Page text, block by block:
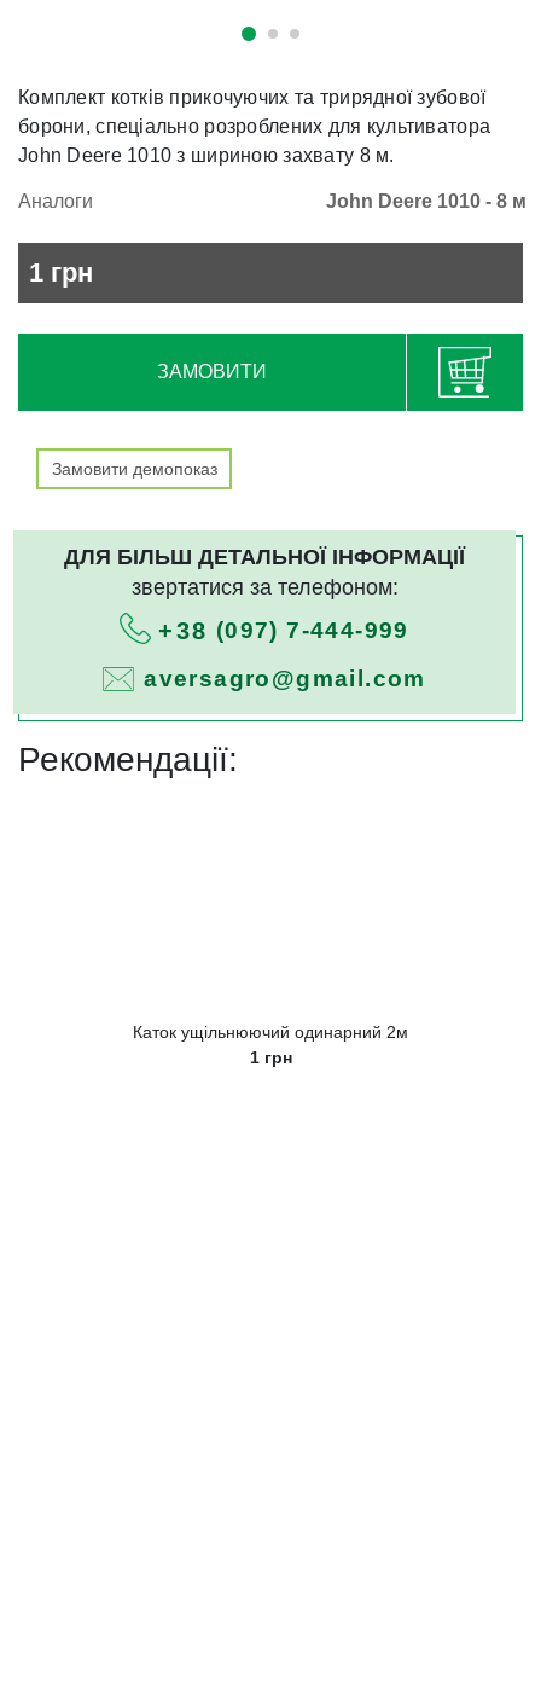
Комплект котків прикочуючих та трирядної зубової
борони, спеціально розроблених для культиватора
John Deere 1010 з шириною захвату 8 м.
Аналоги John Deere 1010 - 8 м
1 грн
ЗАМОВИТИ
Замовити демопоказ
ДЛЯ БІЛЬШ ДЕТАЛЬНОЇ ІНФОРМАЦІЇ
звертатися за телефоном:
+38 (097) 7-444-999
aversagro@gmail.com
Рекомендації:
Каток ущільнюючий одинарний 2м
1 грн